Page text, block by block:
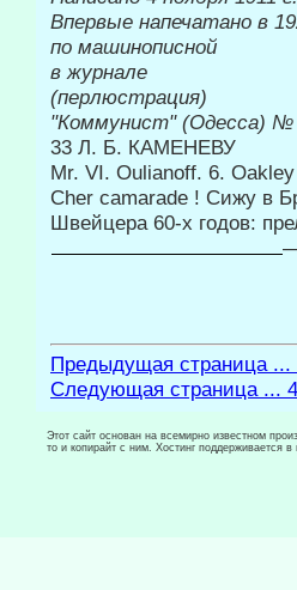
Впервые
по машинописной
в журнале
(перлюстрация)
"Коммунист" (Одесса) №
33 Л. Б. КАМЕНЕВУ
Mr. VI. Oulianoff. 6.
Cher camarade ! Сижу в
Швейце­ра 60-х годов:
Предыдущая страница ...
Следующая страница ...
Этот сайт основан на всемирно известном
то и копирайт с ним. Хостинг поддерживается